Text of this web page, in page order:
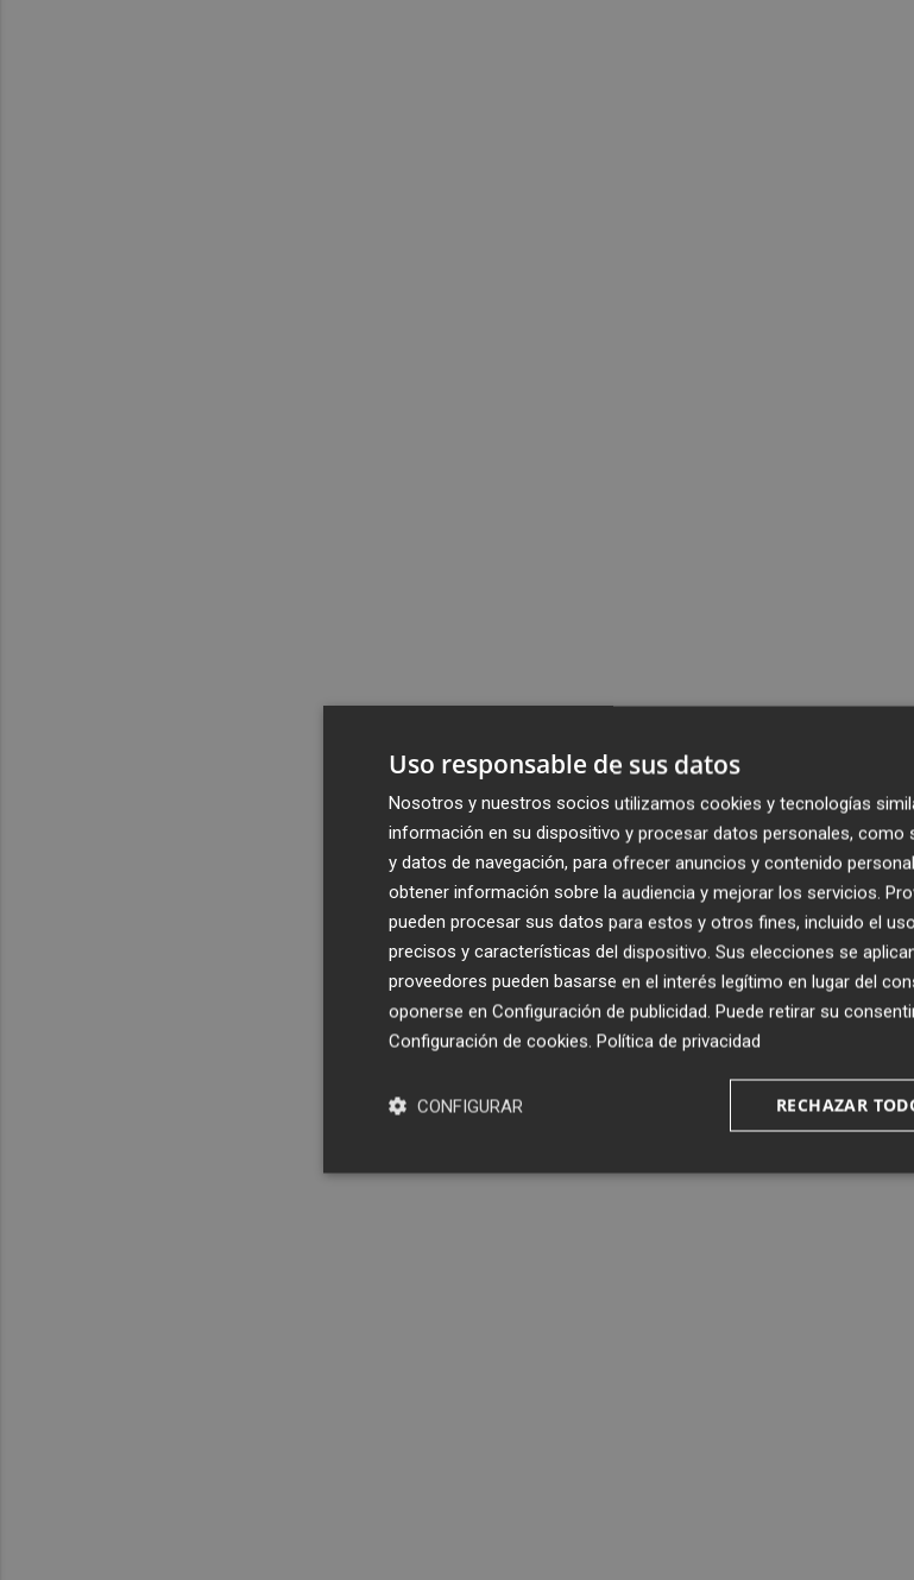
Uso responsable de sus datos
Nosotros y nuestros socios utilizamos cookies y tecnologías
información en su dispositivo y procesar datos personales, como
y datos de navegación, para ofrecer anuncios y contenido
obtener información sobre la audiencia y mejorar los servicios.
pueden procesar sus datos para estos y otros fines, incluido el
precisos y características del dispositivo. Sus elecciones se
proveedores pueden basarse en el interés legítimo en lugar del
oponerse en Configuración de publicidad. Puede retirar su
Configuración de cookies. Política de privacidad
RECHAZAR
CONFIGURAR